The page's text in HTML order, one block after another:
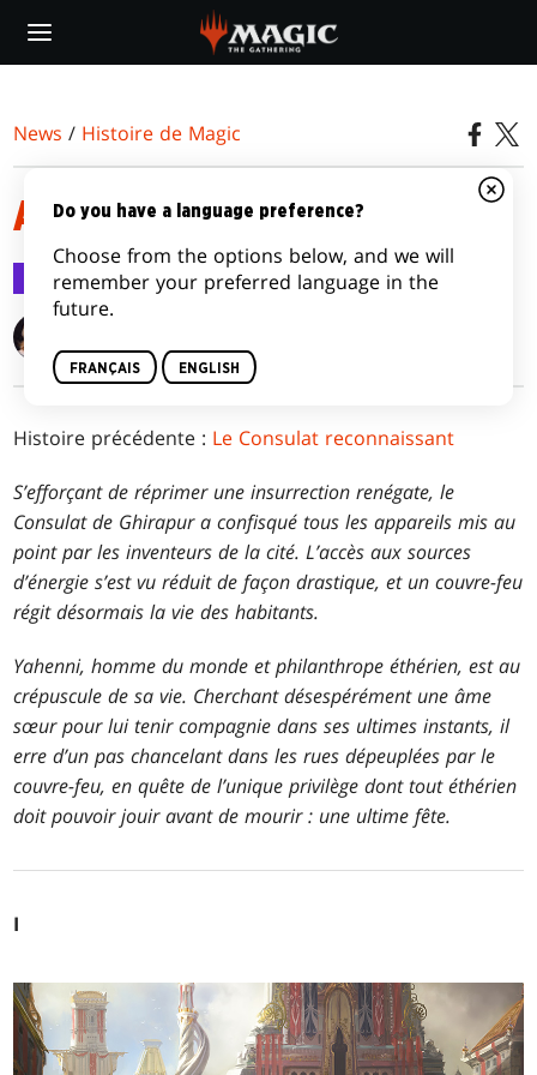
main
News / Histoire de Magic
AU CŒUR DE LA NUIT
Histoire de Magic 30 nov. 2016
Histoire précédente : Le Consulat reconnaissant
S’efforçant de réprimer une insurrection renégate, le
Consulat de Ghirapur a confisqué tous les appareils mis au
point par les inventeurs de la cité. L’accès aux sources
d’énergie s’est vu réduit de façon drastique, et un couvre-feu
régit désormais la vie des habitants.
Yahenni, homme du monde et philanthrope éthérien, est au
crépuscule de sa vie. Cherchant désespérément une âme
sœur pour lui tenir compagnie dans ses ultimes instants, il
erre d’un pas chancelant dans les rues dépeuplées par le
couvre-feu, en quête de l’unique privilège dont tout éthérien
doit pouvoir jouir avant de mourir : une ultime fête.
I
Do you have a language preference?
Choose from the options below, and we will
remember your preferred language in the
future.
FRANÇAIS ENGLISH